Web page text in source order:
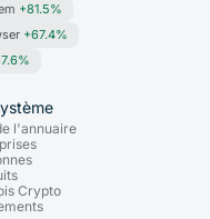
+81.5%
+67.4%
l'annuaire
Crypto